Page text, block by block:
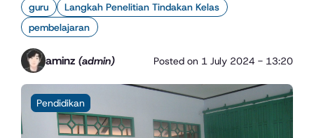
guru
Langkah Penelitian Tindakan Kelas
pembelajaran
aminz (admin) Posted on 1 July 2024 - 13:20
Pendidikan